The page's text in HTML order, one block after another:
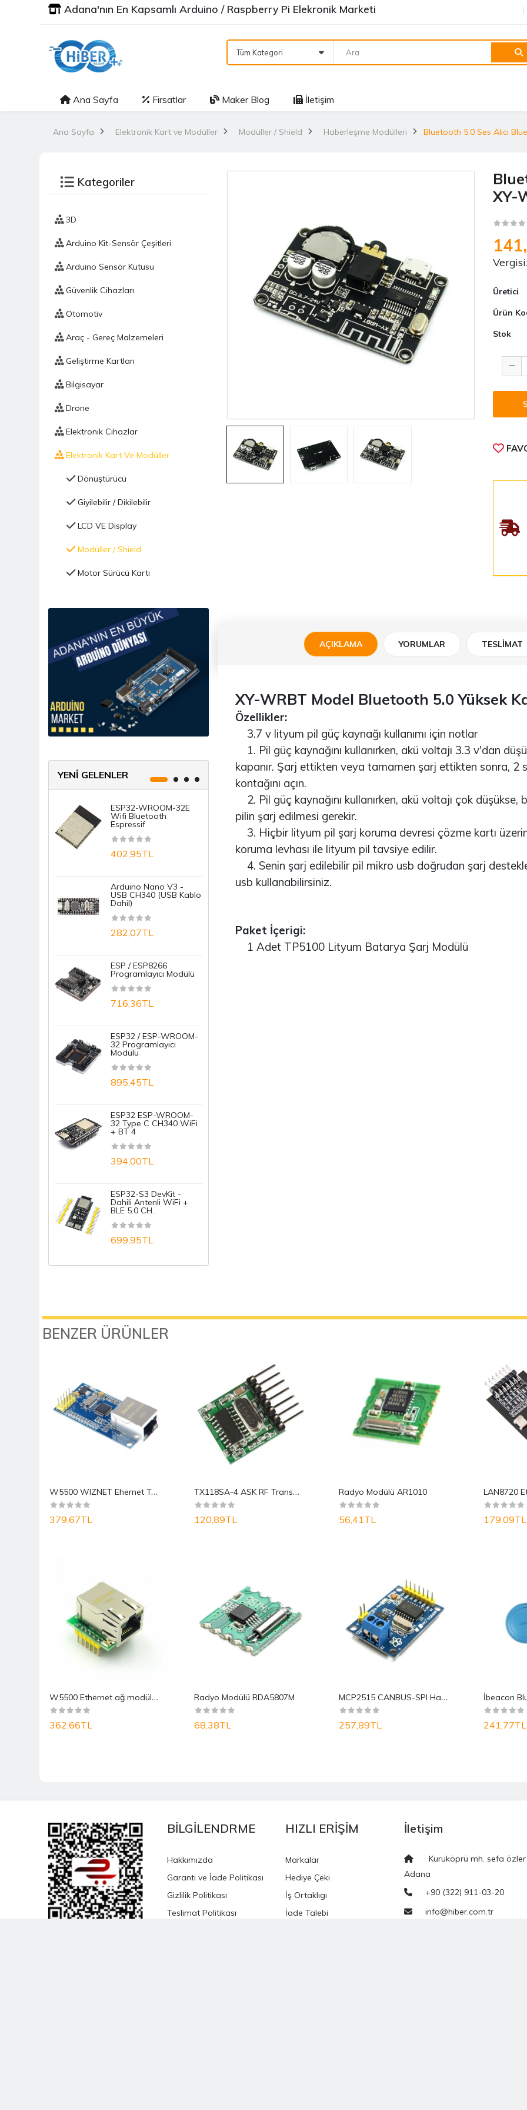
Adana'nın En Kapsamlı Arduino / Raspberry Pi Elekronik Marketi
Tüm Kategori
Ana Sayfa Firsatlar Maker Blog İletişim
Ana Sayfa Elektronik Kart ve Modüller Modüller / Shield Haberleşme Modülleri Bluetooth 5.0 Ses Alıcı
Kategoriler
3D
Arduino Kit-Sensör Çeşitleri
Arduino Sensör Kutusu
Güvenlik Cihazları
Otomotiv
Araç - Gereç Malzemeleri
Geliştirme Kartları
Bilgisayar
Drone
Elektronik Cihazlar
Elektronik Kart Ve Modüller
Dönüştürücü
Giyilebilir / Dikilebilir
LCD VE Display
Modüller / Shield
Motor Sürücü Kartı
Programlayıcı Çeşitleri
Röle/MOSFET Kartları
Voltaj Regülatör Kartı
Güç Kaynağı - Batarya
Hobi Mini Motor
Kablo Çeşitleri
Kablosuz Haberleşme IOT
Komponent
Mekanik
Ölçü Ve Test Aleti
Sensörler
YENİ GELENLER
ESP32-WROOM-32E
Wifi Bluetooth
Espressif
402,95TL
Arduino Nano V3 -
USB CH340 (USB Kablo
Dahil)
282,07TL
ESP / ESP8266
Programlayıcı Modülü
716,36TL
ESP32 / ESP-WROOM-
32 Programlayıcı
Modülü
895,45TL
ESP32 ESP-WROOM-
32 Type C CH340 WiFi
+ BT 4
394,00TL
ESP32-S3 DevKit -
Dahili Antenli WiFi +
BLE 5.0 CH..
699,95TL
ReComputer J202 -
NVIDIA Jetson
Nano/Xavier NX/TX2..
14.002,59TL
STM32F411E-DISCO
1.498,18TL
Arduino Due R3 3.3V
3.530,67TL
Arduino Uno R3
XY-
Üretici
Ürün
Stok
AÇIKLAMA YORUMLAR TESLIMAT
XY-WRBT Model Bluetooth 5.0 Yüksek
Özellikler:
3.7 v lityum pil güç kaynağı kullanımı için notlar
1. Pil güç kaynağını kullanırken, akü voltajı 3.3 v'dan
kapanır. Şarj ettikten veya tamamen şarj ettikten sonra, 2
kontağını açın.
2. Pil güç kaynağını kullanırken, akü voltajı çok düşükse,
pilin şarj edilmesi gerekir.
3. Hiçbir lityum pil şarj koruma devresi çözme kartı
koruma levhası ile lityum pil tavsiye edilir.
4. Senin şarj edilebilir pil mikro usb doğrudan şarj
usb kullanabilirsiniz.
Paket İçerigi:
1 Adet TP5100 Lityum Batarya Şarj Modülü
BENZER ÜRÜNLER
W
5500 WIZNET Ehernet TCP / IP Modül
379,67TL
W
5500 Ethernet ağ modülü donanım TCP / IP 51
362,66TL
T
X118SA-4 ASK RF Transmitter Modul
120,89TL
Radyo Modülü RDA5807M
68,38TL
Radyo Modülü AR1010
56,41TL
M
CP2515 CANBUS-SPI Haberleşme Modülü
257,89TL
179,09TL
241,77TL
BİLGİLENDRME
Hakkımızda
Garanti ve İade Politikası
Gizlilik Politikası
Teslimat Politikası
HIZLI ERİŞİM
Markalar
Hediye Çeki
İş Ortaklıgı
İade Talebi
İletişim
Kuruköprü mh. sefa
Adana
+90 (322) 911-03-20
info@hiber.com.tr